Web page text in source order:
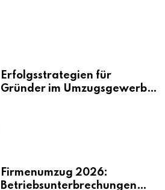
Erfolgsstrategien für
Gründer im Umzugsgewerbe
Firmenumzug 2026:
Betriebsunterbrechungen